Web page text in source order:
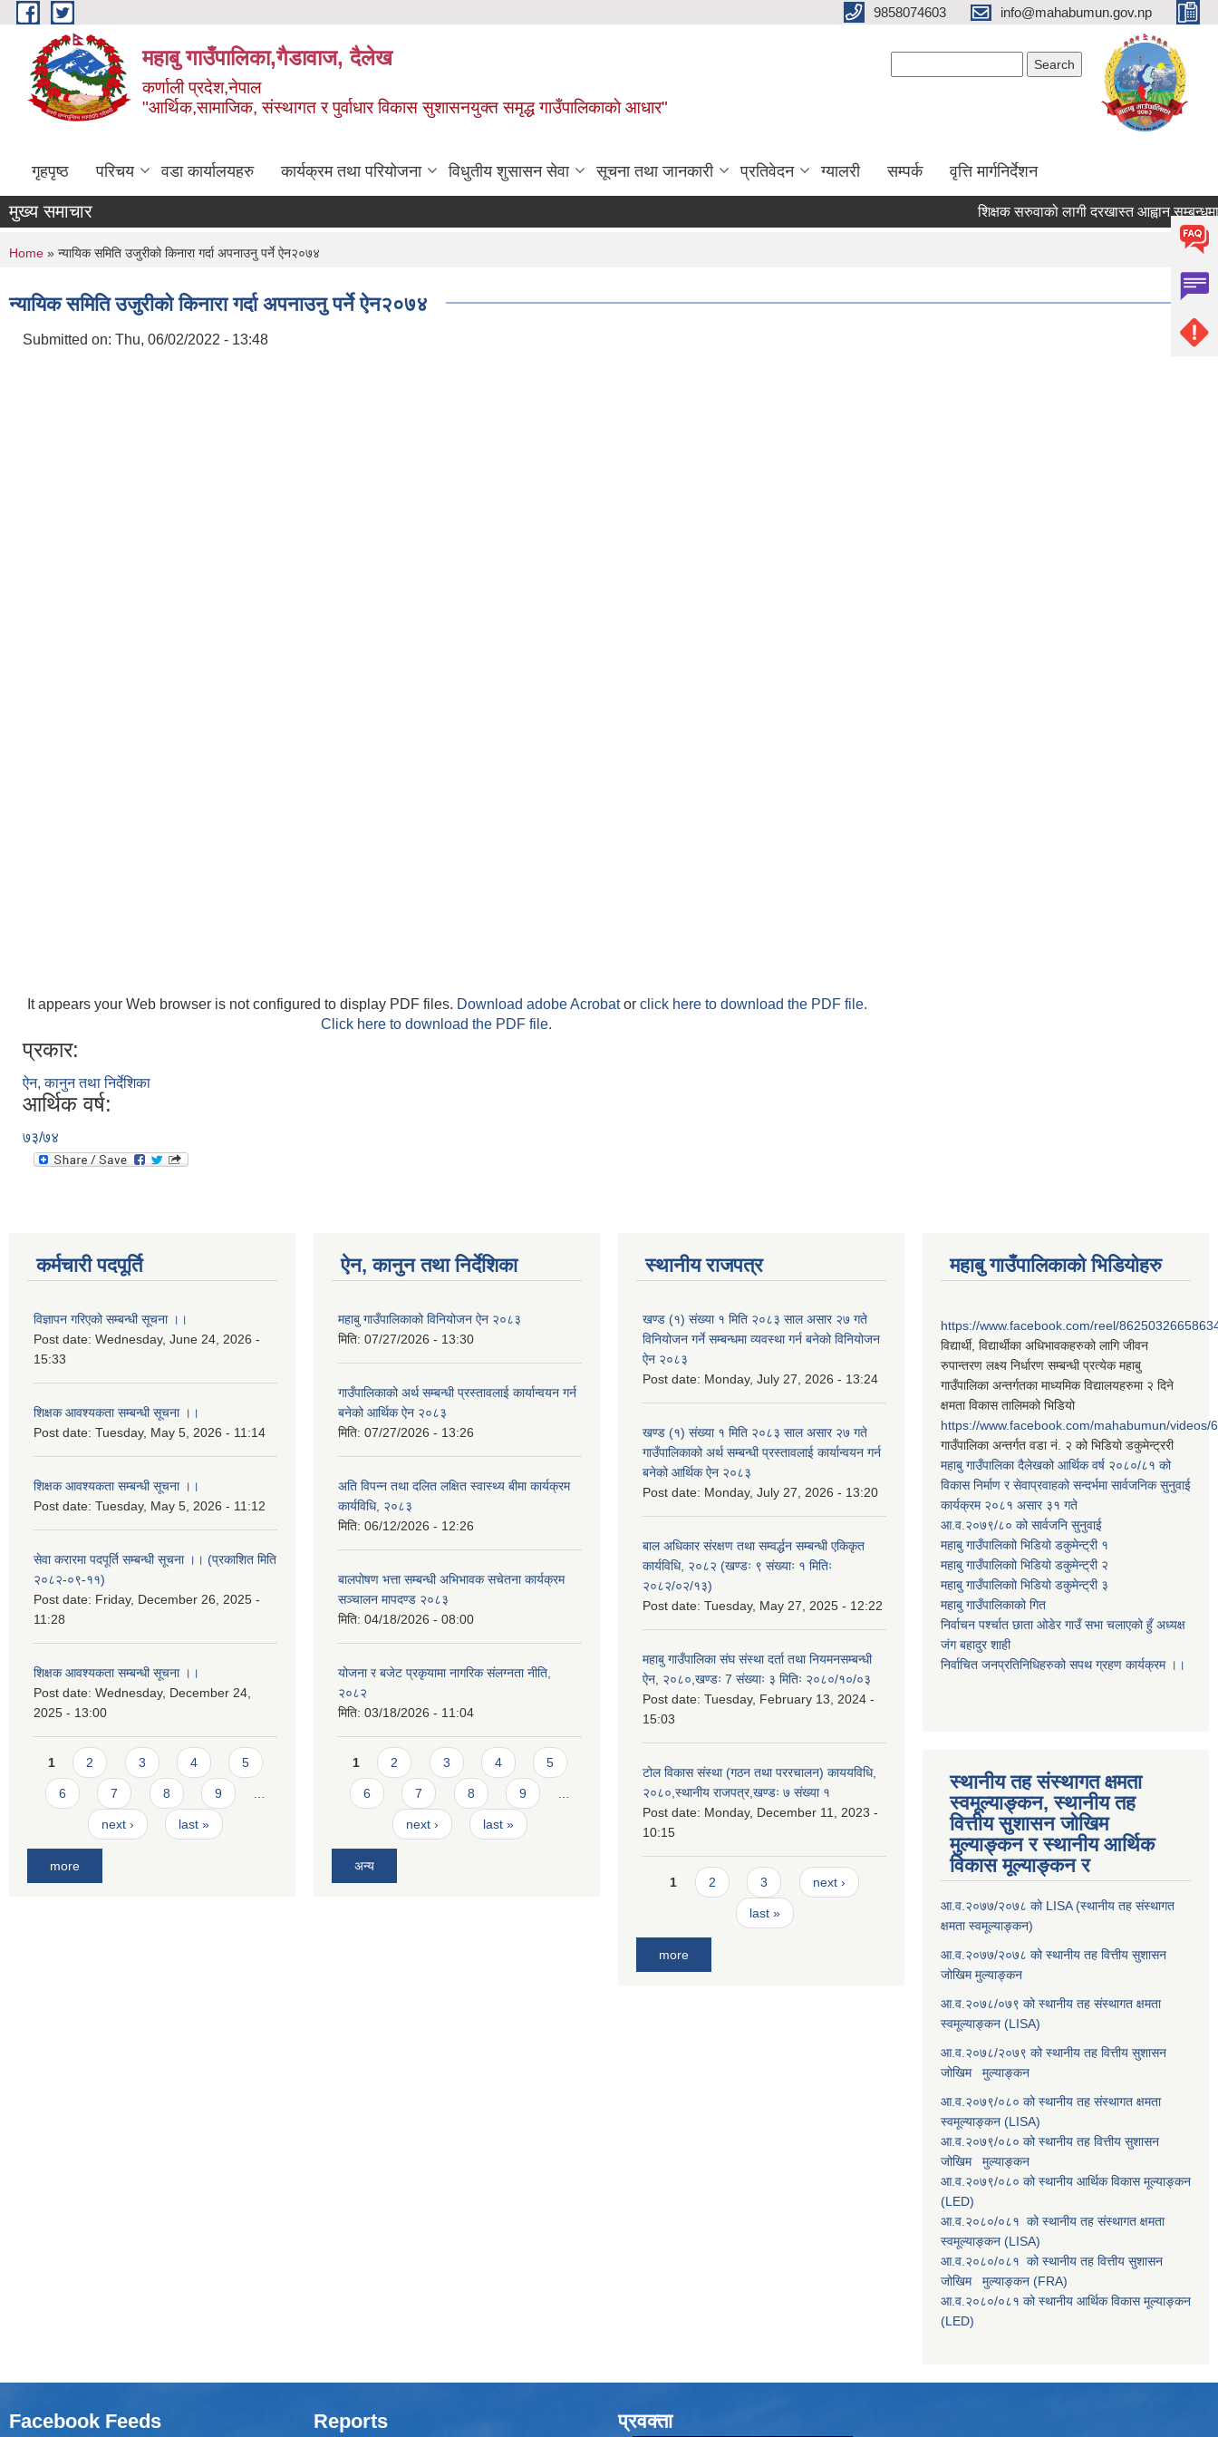
Skip to main content 9858074603 info@mahabumun.gov.np
महाबु गाउँपालिका,गैडावाज, दैलेख
कर्णाली प्रदेश,नेपाल
"आर्थिक,सामाजिक, संस्थागत र पुर्वाधार विकास सुशासनयुक्त समृद्ध गाउँपालिकाकाे आधार"
गृहपृष्ठ परिचय वडा कार्यालयहरु कार्यक्रम तथा परियोजना विधुतीय शुसासन सेवा सूचना तथा जानकारी प्रतिवेदन ग्यालरी सम्पर्क वृत्ति मार्गनिर्देशन
मुख्य समाचार शिक्षक सरुवाको लागी दरखास्त आह्वान सम्बन्धमा ।।
You are here
Home » न्यायिक समिति उजुरीको किनारा गर्दा अपनाउनु पर्ने ऐन२०७४
न्यायिक समिति उजुरीको किनारा गर्दा अपनाउनु पर्ने ऐन२०७४
Submitted on: Thu, 06/02/2022 - 13:48
It appears your Web browser is not configured to display PDF files. Download adobe Acrobator click here to download the PDF file.
Click here to download the PDF file.
प्रकार:
ऐन, कानुन तथा निर्देशिका
आर्थिक वर्ष:
७३/७४
कर्मचारी पदपूर्ति
विज्ञापन गरिएको सम्बन्धी सूचना ।।
Post date: Wednesday, June 24, 2026 -
15:33
शिक्षक आवश्यकता सम्बन्धी सूचना ।।
Post date: Tuesday, May 5, 2026 - 11:14
शिक्षक आवश्यकता सम्बन्धी सूचना ।।
Post date: Tuesday, May 5, 2026 - 11:12
सेवा करारमा पदपूर्ति सम्बन्धी सूचना ।। (प्रकाशित मिति
२०८२-०९-११)
Post date: Friday, December 26, 2025 -
11:28
शिक्षक आवश्यकता सम्बन्धी सूचना ।।
Post date: Wednesday, December 24,
2025 - 13:00
Pages
1 2 3 4 5
6 7 8 9
next › last »
more
ऐन, कानुन तथा निर्देशिका
महाबु गाउँपालिकाको विनियोजन ऐन २०८३
मिति: 07/27/2026 - 13:30
गाउँपालिकाको अर्थ सम्बन्धी प्रस्तावलाई कार्यान्वयन गर्न
बनेको आर्थिक ऐन २०८३
मिति: 07/27/2026 - 13:26
अति विपन्न तथा दलित लक्षित स्वास्थ्य बीमा कार्यक्रम
कार्यविधि, २०८३
मिति: 06/12/2026 - 12:26
बालपोषण भत्ता सम्बन्धी अभिभावक सचेतना कार्यक्रम
सञ्चालन मापदण्ड २०८३
मिति: 04/18/2026 - 08:00
योजना र बजेट प्रकृयामा नागरिक संलग्नता नीति,
२०८२
मिति: 03/18/2026 - 11:04
Pages
1 2 3 4 5
6 7 8 9
next › last »
अन्य
स्थानीय राजपत्र
खण्ड (१) संख्या १ मिति २०८३ साल असार २७ गते
विनियोजन गर्ने सम्बन्धमा व्यवस्था गर्न बनेको विनियोजन
ऐन २०८३
Post date: Monday, July 27, 2026 - 13:24
खण्ड (१) संख्या १ मिति २०८३ साल असार २७ गते
गाउँपालिकाको अर्थ सम्बन्धी प्रस्तावलाई कार्यान्वयन गर्न
बनेको आर्थिक ऐन २०८३
Post date: Monday, July 27, 2026 - 13:20
बाल अधिकार संरक्षण तथा सम्वर्द्धन सम्बन्धी एकिकृत
कार्यविधि, २०८२ (खण्डः ९ संख्याः १ मितिः
२०८२/०२/१३)
Post date: Tuesday, May 27, 2025 - 12:22
महाबु गाउँपालिका संघ संस्था दर्ता तथा नियमनसम्बन्धी
ऐन, २०८०,खण्डः 7 संख्याः ३ मितिः २०८०/१०/०३
Post date: Tuesday, February 13, 2024 -
15:03
टोल विकास संस्था (गठन तथा पररचालन) काययविधि,
२०८०,स्थानीय राजपत्र,खण्डः ७ संख्या १
Post date: Monday, December 11, 2023 -
10:15
Pages
1 2 3 next ›
last »
more
महाबु गाउँपालिकाको भिडियोहरु
https://www.facebook.com/reel/
विद्यार्थी, विद्यार्थीका अधिभावकहरुको लागि जीवन
रुपान्तरण लक्ष्य निर्धारण सम्बन्धी प्रत्येक महाबु
गाउँपालिका अन्तर्गतका माध्यमिक विद्यालयहरुमा २ दिने
क्षमता विकास तालिमको भिडियो
https://www.facebook.com/mahabumun/videos/
गाउँपालिका अन्तर्गत वडा नं. २ को भिडियो डकुमेन्ट्ररी
महाबु गाउँपालिका दैलेखको आर्थिक वर्ष २०८०/८१ को
विकास निर्माण र सेवाप्रवाहको सन्दर्भमा सार्वजनिक सुनुवाई
कार्यक्रम २०८१ असार ३१ गते
आ.व.२०७९/८० को सार्वजनि सुनुवाई
महाबु गाउँपालिकाो भिडियो डकुमेन्ट्री १
महाबु गाउँपालिकाो भिडियो डकुमेन्ट्री २
महाबु गाउँपालिकाो भिडियो डकुमेन्ट्री ३
महाबु गाउँपालिकाको गित
निर्वाचन पर्श्चात छाता ओडेर गाउँ सभा चलाएको हुँ अध्यक्ष
जंग बहादुर शाही
निर्वाचित जनप्रतिनिधिहरुको सपथ ग्रहण कार्यक्रम ।।
स्थानीय तह संस्थागत क्षमता
स्वमूल्याङ्कन, स्थानीय तह
वित्तीय सुशासन जोखिम
मुल्याङ्कन र स्थानीय आर्थिक
विकास मूल्याङ्कन र
आ.व.२०७७/२०७८ को LISA (स्थानीय तह संस्थागत
क्षमता स्वमूल्याङ्कन)
आ.व.२०७७/२०७८ को स्थानीय तह वित्तीय सुशासन
जोखिम मुल्याङ्कन
आ.व.२०७८/०७९ को स्थानीय तह संस्थागत क्षमता
स्वमूल्याङ्कन (LISA)
आ.व.२०७८/२०७९ को स्थानीय तह वित्तीय सुशासन
जोखिम मुल्याङ्कन
आ.व.२०७९/०८० को स्थानीय तह संस्थागत क्षमता
स्वमूल्याङ्कन (LISA)
आ.व.२०७९/०८० को स्थानीय तह वित्तीय सुशासन
जोखिम मुल्याङ्कन
आ.व.२०७९/०८० को स्थानीय आर्थिक विकास मूल्याङ्कन
(LED)
आ.व.२०८०/०८१ को स्थानीय तह संस्थागत क्षमता
स्वमूल्याङ्कन (LISA)
आ.व.२०८०/०८१ को स्थानीय तह वित्तीय सुशासन
जोखिम मुल्याङ्कन (FRA)
आ.व.२०८०/०८१ को स्थानीय आर्थिक विकास मूल्याङ्कन
(LED)
Facebook Feeds Reports प्रवक्ता